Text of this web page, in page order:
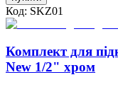
Код: SKZ01
Комплект для
New 1/2" хром